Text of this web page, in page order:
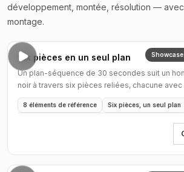
développement, montée, résolution —
montage.
Six pièces en un seul plan
Un plan-séquence de 30 secondes suit un
noir à travers six pièces reliées, chacune
genre et sa lumière.
8 éléments de référence Six pièces, un seul plan